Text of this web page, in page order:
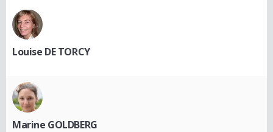
Louise DE TORCY
Marine GOLDBERG